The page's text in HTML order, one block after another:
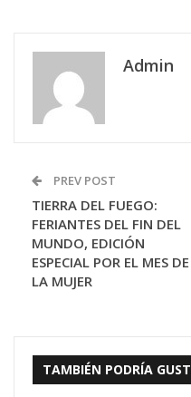
Admin
PREV POST
TIERRA DEL FUEGO:
FERIANTES DEL FIN DEL
MUNDO, EDICIÓN
ESPECIAL POR EL MES DE
LA MUJER
TAMBIÉN PODRÍA